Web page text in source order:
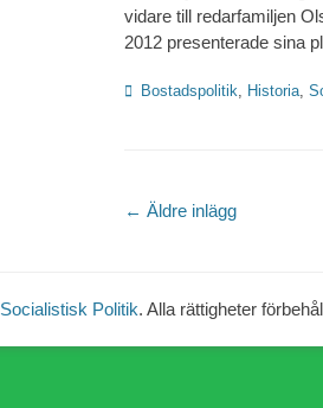
vidare till redarfamiljen
2012 presenterade sina
Kategorier
Bostadspolitik Historia
← Äldre inlägg
Socialistisk Politik. Alla rättigheter